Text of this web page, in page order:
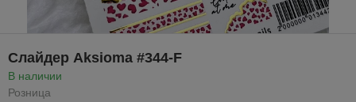
Слайдер Aksioma #344-F
В наличии
Розница